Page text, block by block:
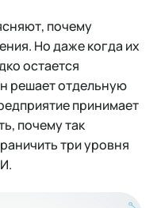
почему
Но даже когда их
остается
решает отдельную
принимает
почему так
три уровня